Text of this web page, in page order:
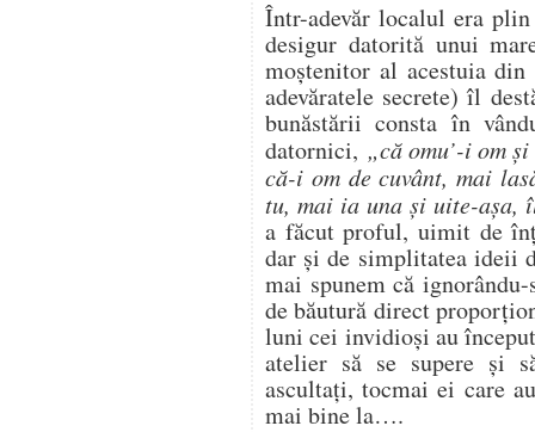
Într-adevăr localul era
desigur datorită unui
moştenitor al acestuia
adevăratele secrete) îl
bunăstării consta în
datornici, „că omu’-i om
că-i om de cuvânt, mai
tu, mai ia una şi uite-
a făcut proful, uimit de
dar şi de simplitatea ideii
mai spunem că
de băutură direct
luni cei invidioşi au
atelier să se supere şi
ascultaţi, tocmai ei care
mai bine la….